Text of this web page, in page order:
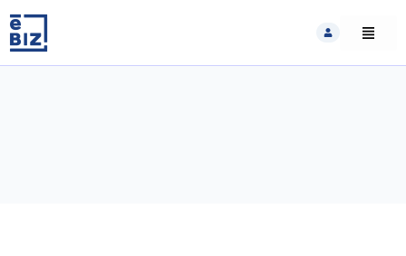
content